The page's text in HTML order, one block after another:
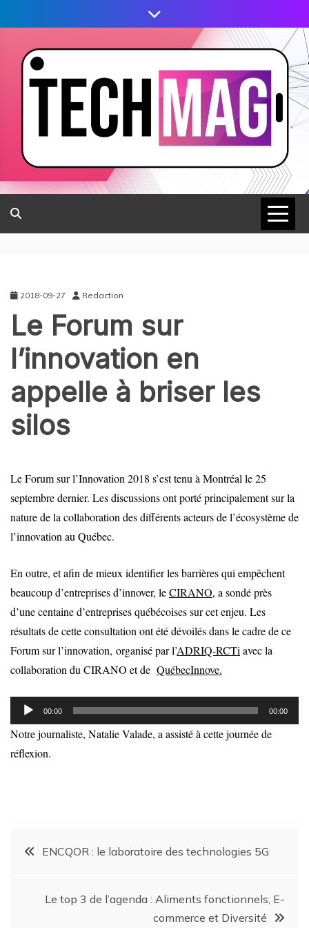
2018-09-27 Redaction
Le Forum sur
l’innovation en
appelle à briser les
silos
Le Forum sur l’Innovation 2018 s’est tenu à Montréal le 25
septembre dernier. Les discussions ont porté principalement sur la
nature de la collaboration des différents acteurs de l’écosystème de
l’innovation au Québec.
En outre, et afin de mieux identifier les barrières qui empêchent
beaucoup d’entreprises d’innover, leCIRANO, a sondé près
d’une centaine d’entreprises québécoises sur cet enjeu. Les
résultats de cette consultation ont été dévoilés dans le cadre de ce
Forum sur l’innovation, organisé par l’ADRIQ-RCTi avec la
collaboration du CIRANO et de QuébecInnove.
Lecteur
audio
00:00 00:00
Notre journaliste, Natalie Valade, a assisté à cette journée de
réflexion.
ENCQOR : le laboratoire des technologies 5G
Le top 3 de l’agenda : Aliments fonctionnels, E-
commerce et Diversité